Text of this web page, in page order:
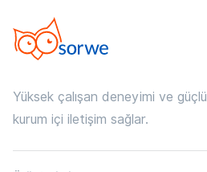
Yüksek çalışan deneyimi ve güçlü
kurum içi iletişim sağlar.